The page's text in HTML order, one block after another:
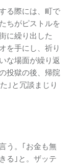
る際には、町で
ちがピストルを
に繰り出した
を手にし、祈り
な場面が繰り返
投獄の後、帰院
｣と冗談まじり
う。｢お金も無
る｣と。ザッテ